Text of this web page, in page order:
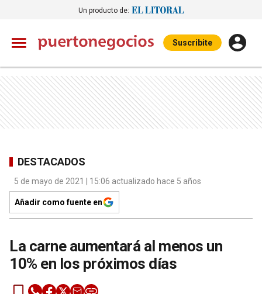
Un producto de:
Suscribite
DESTACADOS
5 de mayo de 2021 | 15:06 actualizado hace 5 años
Añadir como fuente en
La carne aumentará al menos un
10% en los próximos días